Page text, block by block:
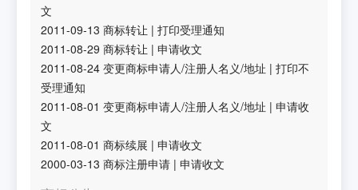
文
2011-09-13 商标转让 |打印受理通知
2011-08-29 商标转让 |申请收文
2011-08-24 变更商标申请人/注册人名义/地址 |打印不
受理通知
2011-08-01 变更商标申请人/注册人名义/地址 |申请收
文
2011-08-01 商标续展 |申请收文
2000-03-13 商标注册申请 |申请收文